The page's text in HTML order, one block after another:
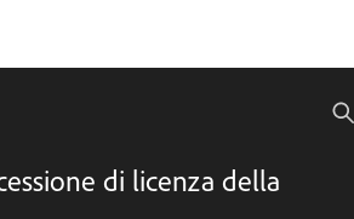
di licenza della